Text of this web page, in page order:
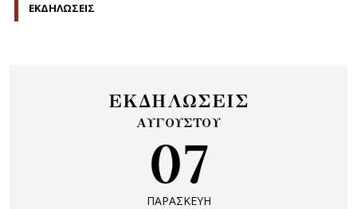
ΕΚΔΗΛΩΣΕΙΣ
ΕΚΔΗΛΩΣΕΙΣ
ΑΥΓΟΥΣΤΟΥ
07
ΠΑΡΑΣΚΕΥΗ